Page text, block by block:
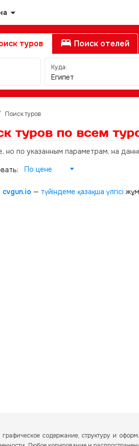
туров Поиск отелей
Куда:
Египет
Поиск туров
туров по всем
но по указанным параметрам, на
По цене
cvgun.io — түйіндеме қазақша үлгісі
содержание, структуру и